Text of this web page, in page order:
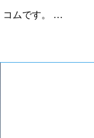
コムです。 …